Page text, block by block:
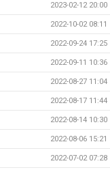
2023-02-12 20:00
2022-10-02 08:11
2022-09-24 17:25
2022-09-11 10:36
2022-08-27 11:04
2022-08-17 11:44
2022-08-14 10:30
2022-08-06 15:21
2022-07-02 07:28